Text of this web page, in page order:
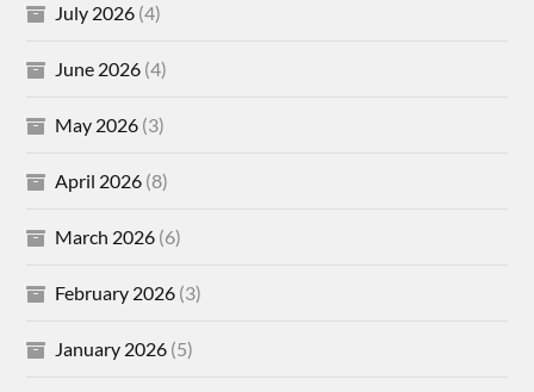
July 2026 (4)
June 2026 (4)
May 2026 (3)
April 2026 (8)
March 2026 (6)
February 2026 (3)
January 2026 (5)